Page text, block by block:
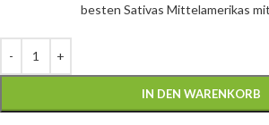
besten Sativas Mittelamerikas
IN DEN WARENKORB